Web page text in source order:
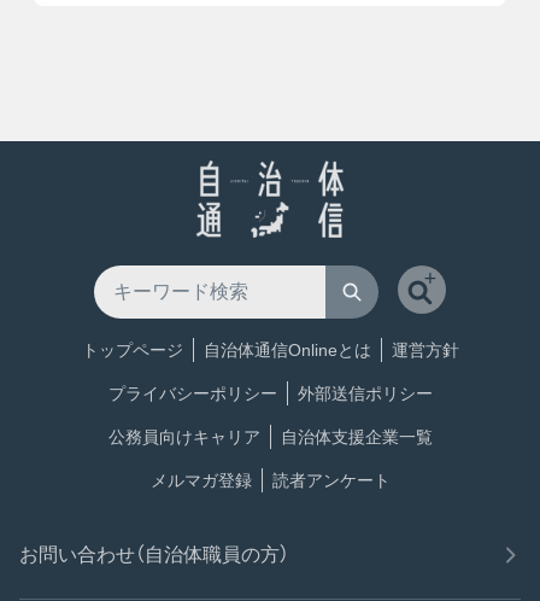
トップページ 自治体通信Onlineとは 運営方針
プライバシーポリシー 外部送信ポリシー
公務員向けキャリア 自治体支援企業一覧
メルマガ登録 読者アンケート
お問い合わせ（自治体職員の方）